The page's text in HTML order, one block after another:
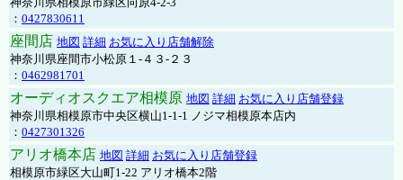
： 0427830611
座間店 地図 詳細 お気に入り店舗解除
神奈川県座間市小松原１-４３-２３
： 0462981701
オーディオスクエア相模原 地図 詳細 お気に入り店舗登録
神奈川県相模原市中央区横山1-1-1 ノジマ相模原本店内
： 0427301326
アリオ橋本店 地図 詳細 お気に入り店舗登録
相模原市緑区大山町1-22 アリオ橋本2階